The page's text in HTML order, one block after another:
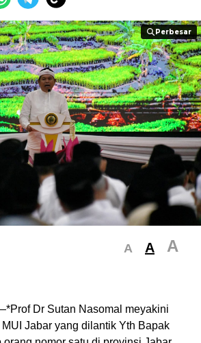
Perbesar
Perbesar
A A A
Dr Sutan Nasomal meyakini
Jabar yang dilantik Yth Bapak